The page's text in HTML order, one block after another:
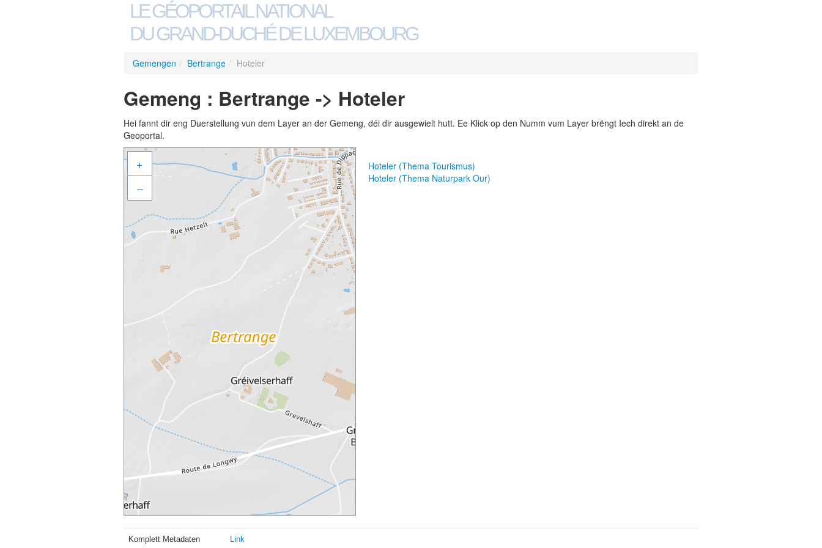
LE GÉOPORTAIL NATIONAL
DU GRAND-DUCHÉ DE LUXEMBOURG
Gemengen / Bertrange / Hoteler
Gemeng : Bertrange -> Hoteler
Hei fannt dir eng Duerstellung vun dem Layer an der Gemeng, déi dir ausgewielt hutt. Ee Klick op den Numm vum Layer brëngt Iech direkt an de
Geoportal.
+
–
Hoteler (Thema Tourismus)
Hoteler (Thema Naturpark Our)
Komplett Metadaten Link